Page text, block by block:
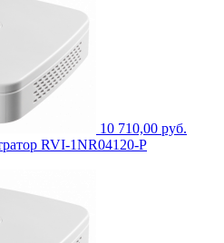
10 710,00 руб.
RVI-1NR04120-P